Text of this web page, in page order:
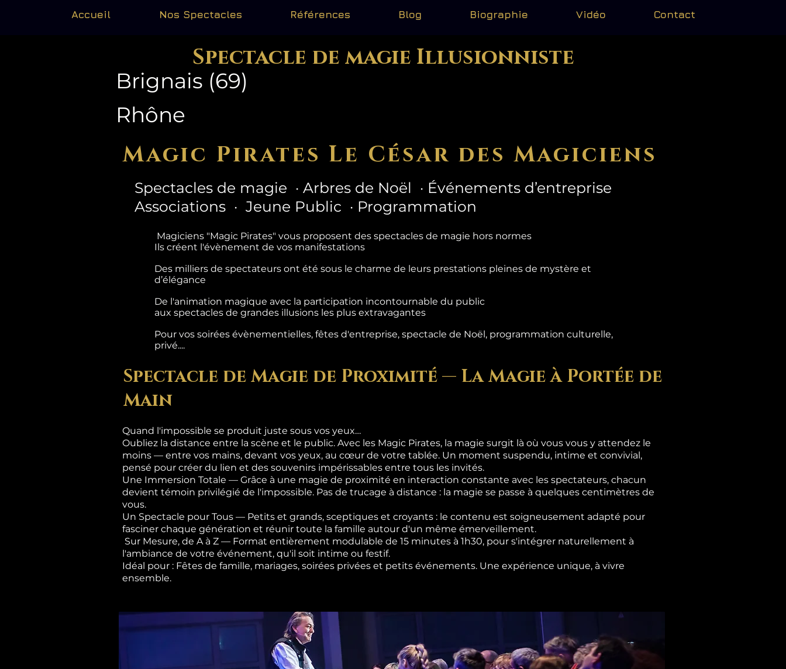
Accueil Nos Spectacles Références Blog Biographie Vidéo Contact
Spectacle de magie Illusionniste
Brignais (69)
Rhône
Magic Pirates Le César des Magiciens
Spectacles de magie · Arbres de Noël · Événements d’entreprise
Associations · Jeune Public · Programmation
Magiciens "Magic Pirates" vous proposent des spectacles de magie hors normes
Ils créent l'évènement de vos manifestations
Des milliers de spectateurs ont été sous le charme de leurs prestations pleines de mystère et
d’élégance
De l'animation magique avec la participation incontournable du public
aux spectacles de grandes illusions les plus extravagantes
Pour vos soirées évènementielles, fêtes d'entreprise, spectacle de Noël, programmation culturelle,
privé....
Spectacle de Magie de Proximité — La Magie à Portée de
Main
Quand l'impossible se produit juste sous vos yeux…
Oubliez la distance entre la scène et le public. Avec les Magic Pirates, la magie surgit là où vous vous y attendez le
moins — entre vos mains, devant vos yeux, au cœur de votre tablée. Un moment suspendu, intime et convivial,
pensé pour créer du lien et des souvenirs impérissables entre tous les invités.
Une Immersion Totale — Grâce à une magie de proximité en interaction constante avec les spectateurs, chacun
devient témoin privilégié de l'impossible. Pas de trucage à distance : la magie se passe à quelques centimètres de
vous.
Un Spectacle pour Tous — Petits et grands, sceptiques et croyants : le contenu est soigneusement adapté pour
fasciner chaque génération et réunir toute la famille autour d'un même émerveillement.
Sur Mesure, de A à Z — Format entièrement modulable de 15 minutes à 1h30, pour s'intégrer naturellement à
l'ambiance de votre événement, qu'il soit intime ou festif.
Idéal pour : Fêtes de famille, mariages, soirées privées et petits événements. Une expérience unique, à vivre
ensemble.